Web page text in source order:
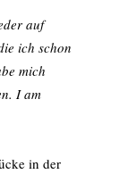
auf
ich schon
mich
I am
in der